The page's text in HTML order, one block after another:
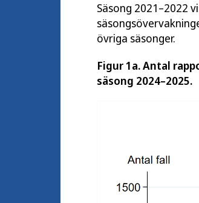
Säsong 2021–2022
övriga säsonger.
Figur 1a. Antal
säsong 2024–2025.